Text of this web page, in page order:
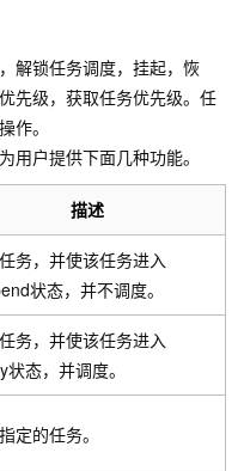
解锁任务调度，挂起，恢
先级，获取任务优先级。任
作。
用户提供下面几种功能。
描述
务，并使该任务进入
状态，并不调度。
务，并使该任务进入
状态，并调度。
定的任务。